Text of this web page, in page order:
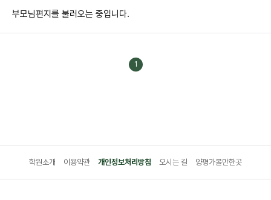
부모님편지를 불러오는 중입니다.
1
학원소개 이용약관 개인정보처리방침 오시는 길 양평가볼만한곳